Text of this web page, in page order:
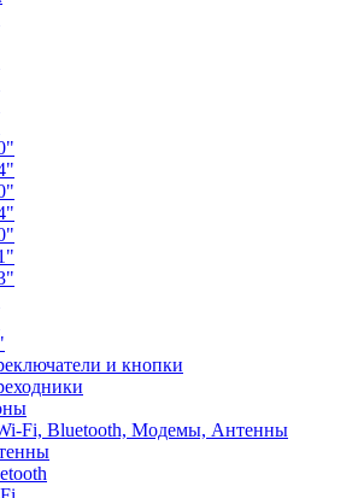
и кнопки
Fi, Bluetooth, Модемы, Антенны